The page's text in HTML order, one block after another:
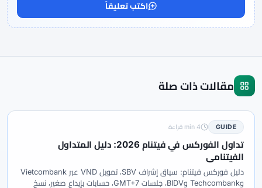
اكتب تعليقاً
مقالات ذات صلة
GUIDE 4 min قراءة
تداول الفوركس في فيتنام 2026: دليل المتداول
الفيتنامي
دليل فوركس فيتنام: سياق إشراف SBV، تمويل VND عبر Vietcombank
وTechcombank وBIDV، جلسات GMT+7، حسابات بإيداع صغير، نسخ